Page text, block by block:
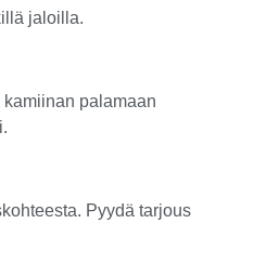
jaloilla.
palamaan
Pyydä tarjous